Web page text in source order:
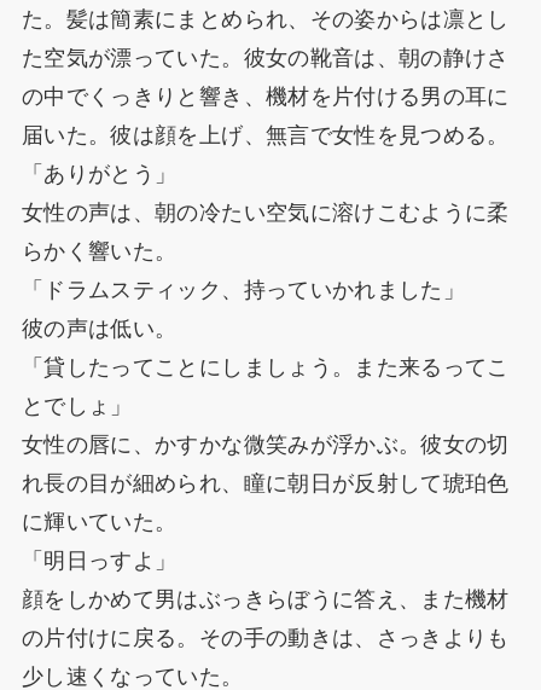
た。髪は簡素にまとめられ、その姿からは凛とし
た空気が漂っていた。彼女の靴音は、朝の静けさ
の中でくっきりと響き、機材を片付ける男の耳に
届いた。彼は顔を上げ、無言で女性を見つめる。
「ありがとう」
女性の声は、朝の冷たい空気に溶けこむように柔
らかく響いた。
「ドラムスティック、持っていかれました」
彼の声は低い。
「貸したってことにしましょう。また来るってこ
とでしょ」
女性の唇に、かすかな微笑みが浮かぶ。彼女の切
れ長の目が細められ、瞳に朝日が反射して琥珀色
に輝いていた。
「明日っすよ」
顔をしかめて男はぶっきらぼうに答え、また機材
の片付けに戻る。その手の動きは、さっきよりも
少し速くなっていた。